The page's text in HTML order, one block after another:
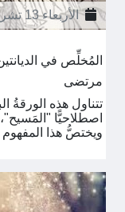
الأربعاء 13 تشرين الثاني 2024
المُخلِّص في
مرتضى
تتناول هذه الورقةُ
اصطلاحيًّا
ويختصُّ هذا